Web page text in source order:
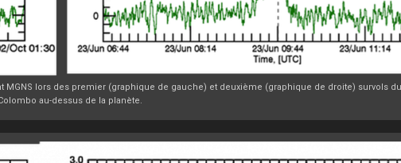
lors des premier (graphique de gauche) et deuxième (graphique de droite) survols du
au-dessus de la planète.